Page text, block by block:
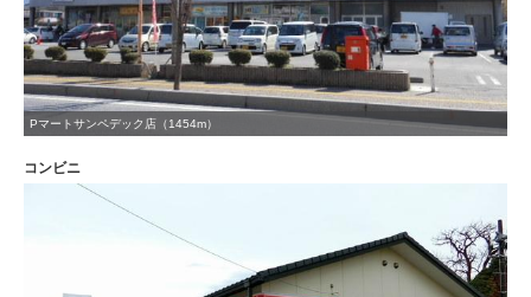
Pマートサンペデック店（1454m）
コンビニ